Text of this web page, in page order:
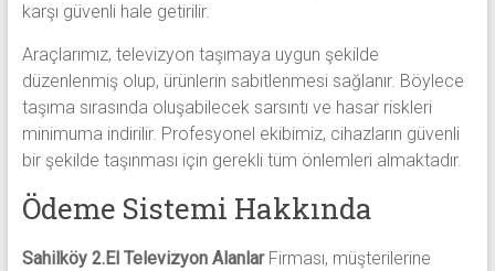
karşı güvenli hale getirilir.
Araçlarımız, televizyon taşımaya uygun şekilde
düzenlenmiş olup, ürünlerin sabitlenmesi sağlanır. Böylece
taşıma sırasında oluşabilecek sarsıntı ve hasar riskleri
minimuma indirilir. Profesyonel ekibimiz, cihazların güvenli
bir şekilde taşınması için gerekli tüm önlemleri almaktadır.
Ödeme Sistemi Hakkında
Sahilköy 2.El Televizyon Alanlar Firması, müşterilerine